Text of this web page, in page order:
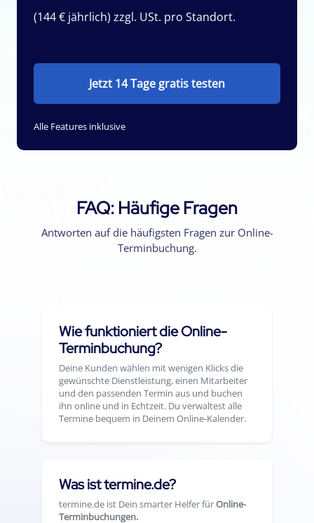
(144 € jährlich) zzgl. USt. pro Standort.
Jetzt 14 Tage gratis testen
Alle Features inklusive
FAQ: Häufige Fragen
Antworten auf die häufigsten Fragen zur Online-
Terminbuchung.
Wie funktioniert die Online-
Terminbuchung?
Deine Kunden wählen mit wenigen Klicks die
gewünschte Dienstleistung, einen Mitarbeiter
und den passenden Termin aus und buchen
ihn online und in Echtzeit. Du verwaltest alle
Termine bequem in Deinem Online-Kalender.
Was ist termine.de?
termine.de ist Dein smarter Helfer fürOnline-
Terminbuchungen.